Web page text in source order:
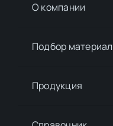
О компании
Подбор
Продукция